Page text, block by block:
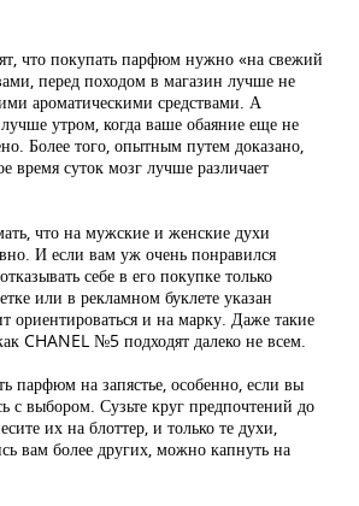
что покупать парфюм нужно «на свежий
перед походом в магазин лучше не
ароматическими средствами. А
утром, когда ваше обаяние еще не
Более того, опытным путем доказано,
время суток мозг лучше различает
что на мужские и женские духи
И если вам уж очень понравился
себе в его покупке только
или в рекламном буклете указан
ориентироваться и на марку. Даже такие
CHANEL №5 подходят далеко не всем.
парфюм на запястье, особенно, если вы
с выбором. Сузьте круг предпочтений до
их на блоттер, и только те духи,
вам более других, можно капнуть на